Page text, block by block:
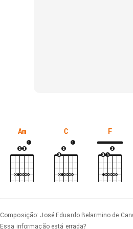
Am C F
Composição: José Eduardo Belarmino de
Essa informação está errada?